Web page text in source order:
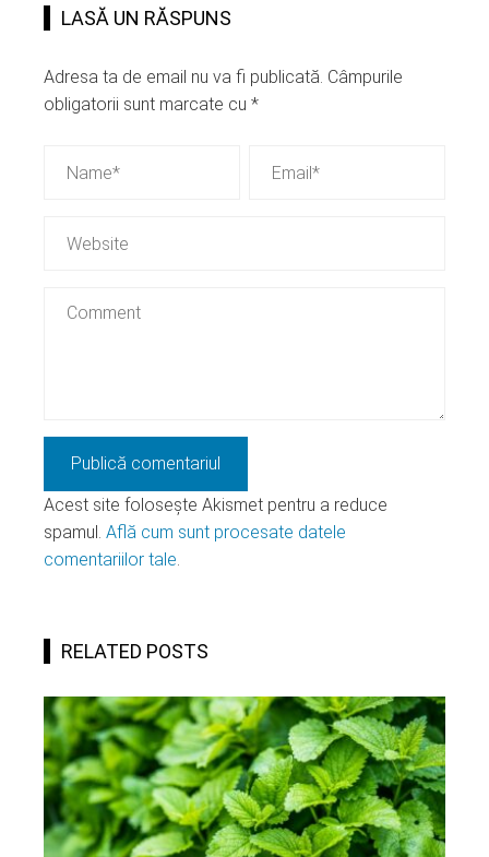
LASĂ UN RĂSPUNS
Adresa ta de email nu va fi publicată. Câmpurile
obligatorii sunt marcate cu *
Acest site folosește Akismet pentru a reduce
spamul. Află cum sunt procesate datele
comentariilor tale.
RELATED POSTS